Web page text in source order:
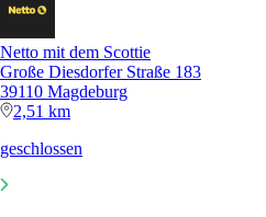
Netto mit dem Scottie
Große Diesdorfer Straße 183
39110 Magdeburg
2,51 km
geschlossen